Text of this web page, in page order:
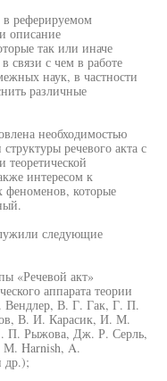
в реферируемом
описание
так или иначе
связи с чем в работе
наук, в частности
различные
необходимостью
речевого акта с
интересом к
которые
следующие
«Речевой акт»
аппарата теории
Вендлер, В. Г. Гак, Г. П.
В. И. Карасик, И. М.
П. Рыжова, Дж. Р. Серль,
Harnish, A.
др.);